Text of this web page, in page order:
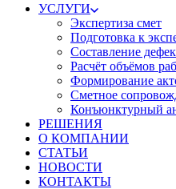
УСЛУГИ
Экспертиза смет
Подготовка к
Составление
Расчёт объёмов
Формирование
Сметное
Конъюнктурный
РЕШЕНИЯ
О КОМПАНИИ
СТАТЬИ
НОВОСТИ
КОНТАКТЫ